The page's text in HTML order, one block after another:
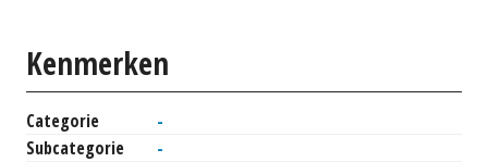
Kenmerken
Categorie
-
Subcategorie
-